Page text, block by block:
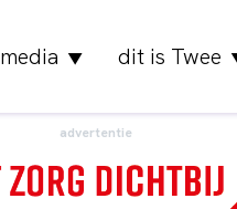
media ▼ dit is Twee
advertentie